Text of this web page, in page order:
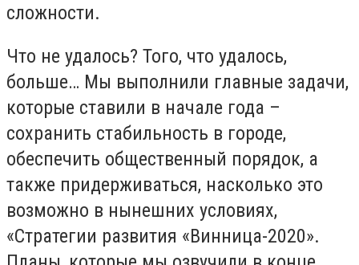
сложности.
Что не удалось? Того, что удалось,
больше… Мы выполнили главные задачи,
которые ставили в начале года –
сохранить стабильность в городе,
обеспечить общественный порядок, а
также придерживаться, насколько это
возможно в нынешних условиях,
«Стратегии развития «Винница-2020».